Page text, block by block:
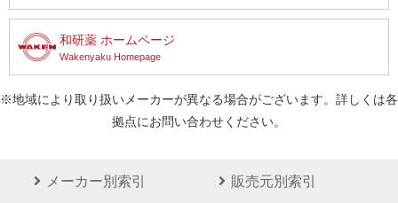
和研薬 ホームページ
Wakenyaku Homepage
※地域により取り扱いメーカーが異なる場合がございます。詳しくは各
拠点にお問い合わせください。
メーカー別索引
販売元別索引